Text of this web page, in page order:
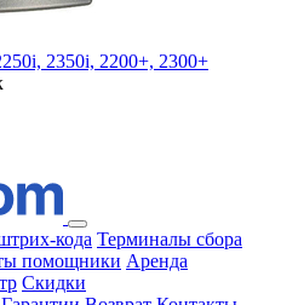
2350i, 2200+, 2300+
кода Терминалы сбора
помощники Аренда
Скидки